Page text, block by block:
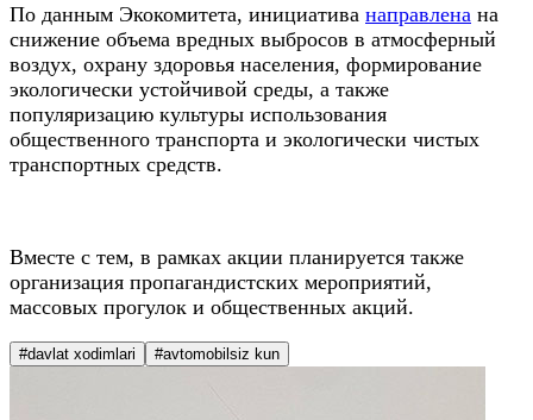
По данным Экокомитета, инициатива направлена на
снижение объема вредных выбросов в атмосферный
воздух, охрану здоровья населения, формирование
экологически устойчивой среды, а также
популяризацию культуры использования
общественного транспорта и экологически чистых
транспортных средств.
Вместе с тем, в рамках акции планируется также
организация пропагандистских мероприятий,
массовых прогулок и общественных акций.
#davlat xodimlari #avtomobilsiz kun